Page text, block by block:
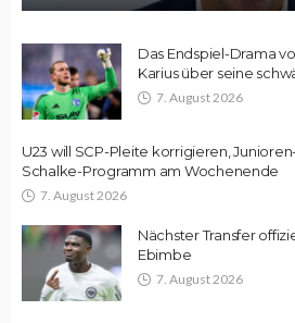
Das Endspiel-Drama
Karius über seine
7. August 2026
U23 will SCP-Pleite korrigieren,
Schalke-Programm am Wochenende
7. August 2026
Nächster Transfer
Ebimbe
7. August 2026